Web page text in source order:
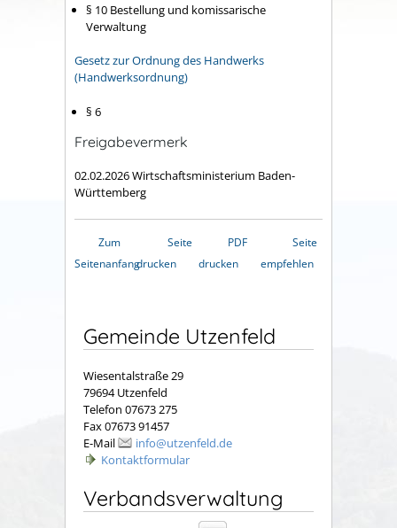
§ 10 Bestellung und komissarische
Verwaltung
Gesetz zur Ordnung des Handwerks
(Handwerksordnung)
§ 6
Freigabevermerk
02.02.2026 Wirtschaftsministerium Baden-
Württemberg
Zum
Seitenanfang
Seite
drucken
PDF
drucken
Seite
empfehlen
Gemeinde Utzenfeld
Wiesentalstraße 29
79694 Utzenfeld
Telefon 07673 275
Fax 07673 91457
E-Mail
info@utzenfeld.de
Kontaktformular
Verbandsverwaltung